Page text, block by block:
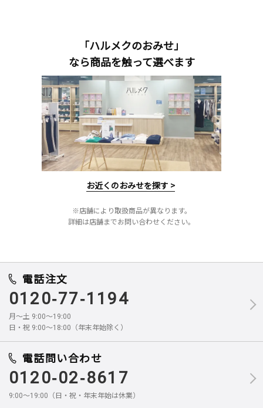
「ハルメクのおみせ」
なら商品を触って選べます
お近くのおみせを探す >
※店舗により取扱商品が異なります。
詳細は店舗までお問い合わせください。
電話注文
0120-77-1194
月～土 9:00～19:00
日・祝 9:00～18:00（年末年始除く）
電話問い合わせ
0120-02-8617
9:00～19:00（日・祝・年末年始は休業）